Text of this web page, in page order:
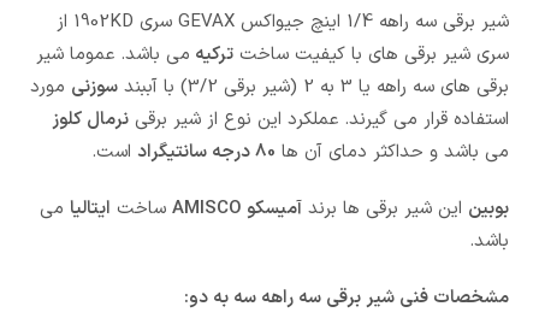
شیر برقی سه راهه 1/4 اینچ جیواکس GEVAX سری 1902KD از
سری شیر برقی های با کیفیت ساخت ترکیه می باشد. عموما شیر
برقی های سه راهه یا 3 به 2 (شیر برقی 3/2) با آببند
سوزنی مورد
استفاده قرار می گیرند. عملکرد این نوع از شیر برقی نرمال کلوز
می باشد و حداکثر دمای آن ها 80 درجه سانتیگراد است.
بوبین این شیر برقی ها برند آمیسکو AMISCO ساخت ایتالیا می
باشد.
مشخصات فنی شیر برقی سه راهه سه به دو: